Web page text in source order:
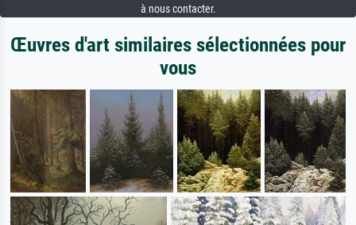
à nous contacter.
Œuvres d'art similaires sélectionnées pour
vous